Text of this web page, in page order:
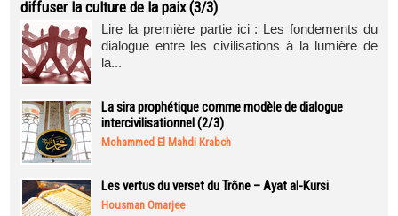
diffuser la culture de la paix (3/3)
Lire la première partie ici : Les fondements du
dialogue entre les civilisations à la lumière de
la...
La sira prophétique comme modèle de dialogue
intercivilisationnel (2/3)
Mohammed El Mahdi Krabch
Les vertus du verset du Trône – Ayat al-Kursi
Housman Omarjee